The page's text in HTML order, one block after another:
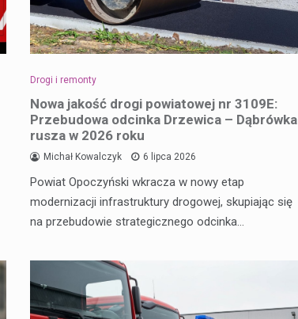
Drogi i remonty
Nowa jakość drogi powiatowej nr 3109E:
Przebudowa odcinka Drzewica – Dąbrówka
rusza w 2026 roku
Michał Kowalczyk 6 lipca 2026
Powiat Opoczyński wkracza w nowy etap
modernizacji infrastruktury drogowej, skupiając się
na przebudowie strategicznego odcinka…